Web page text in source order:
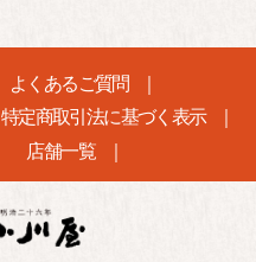
よくあるご質問
特定商取引法に基づく表示
店舗一覧